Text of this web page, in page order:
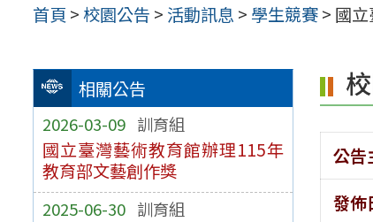
首頁 >校園公告 > 活動訊息 > 學生競賽> 國
相關公告
2026-03-09 訓育組
國立臺灣藝術教育館辦理115年
教育部文藝創作獎
2025-06-30 訓育組
公告
發佈